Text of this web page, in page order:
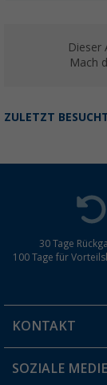
Dieser
Mach
ZULETZT
30 Tage
100 Tage für
KONTAKT
Du hast eine
SOZIALE